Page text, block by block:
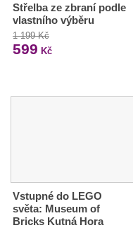
Střelba ze zbraní podle
vlastního výběru
1 199 Kč
599 Kč
Vstupné do LEGO
světa: Museum of
Bricks Kutná Hora